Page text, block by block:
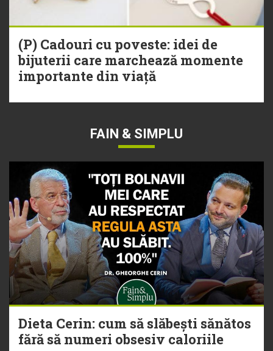
(P) Cadouri cu poveste: idei de
bijuterii care marchează momente
importante din viață
FAIN & SIMPLU
Dieta Cerin: cum să slăbești sănătos
fără să numeri obsesiv caloriile